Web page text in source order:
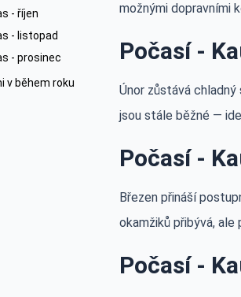
- říjen
- listopad
- prosinec
v během roku
možnými dopravními
Počasí -
Únor zůstává chladný
jsou stále běžné —
Počasí -
Březen přináší
okamžiků přibývá,
Počasí -